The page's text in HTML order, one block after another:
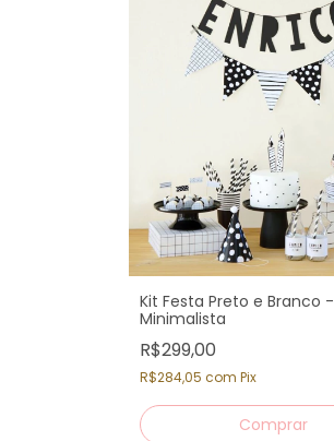
Kit Festa Preto e Branco -
Minimalista
R$299,00
R$284,05 com Pix